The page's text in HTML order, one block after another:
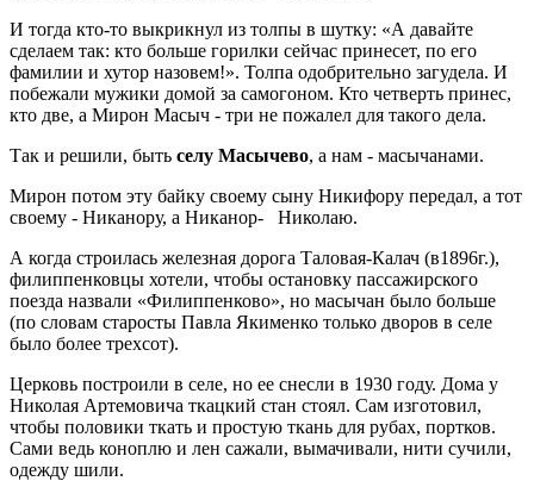
И тогда кто-то выкрикнул из толпы в шутку: «А давайте
сделаем так: кто больше горилки сейчас принесет, по его
фамилии и хутор назовем!». Толпа одобрительно загудела. И
побежали мужики домой за самогоном. Кто четверть принес,
кто две, а Мирон Масыч - три не пожалел для такого дела.
Так и решили, быть селу Масычево, а нам - масычанами.
Мирон потом эту байку своему сыну Никифору передал, а тот
своему - Никанору, а Никанор- Николаю.
А когда строилась железная дорога Таловая-Калач (в1896г.),
филиппенковцы хотели, чтобы остановку пассажирского
поезда назвали «Филиппенково», но масычан было больше
(по словам старосты Павла Якименко только дворов в селе
было более трехсот).
Церковь построили в селе, но ее снесли в 1930 году. Дома у
Николая Артемовича ткацкий стан стоял. Сам изготовил,
чтобы половики ткать и простую ткань для рубах, портков.
Сами ведь коноплю и лен сажали, вымачивали, нити сучили,
одежду шили.